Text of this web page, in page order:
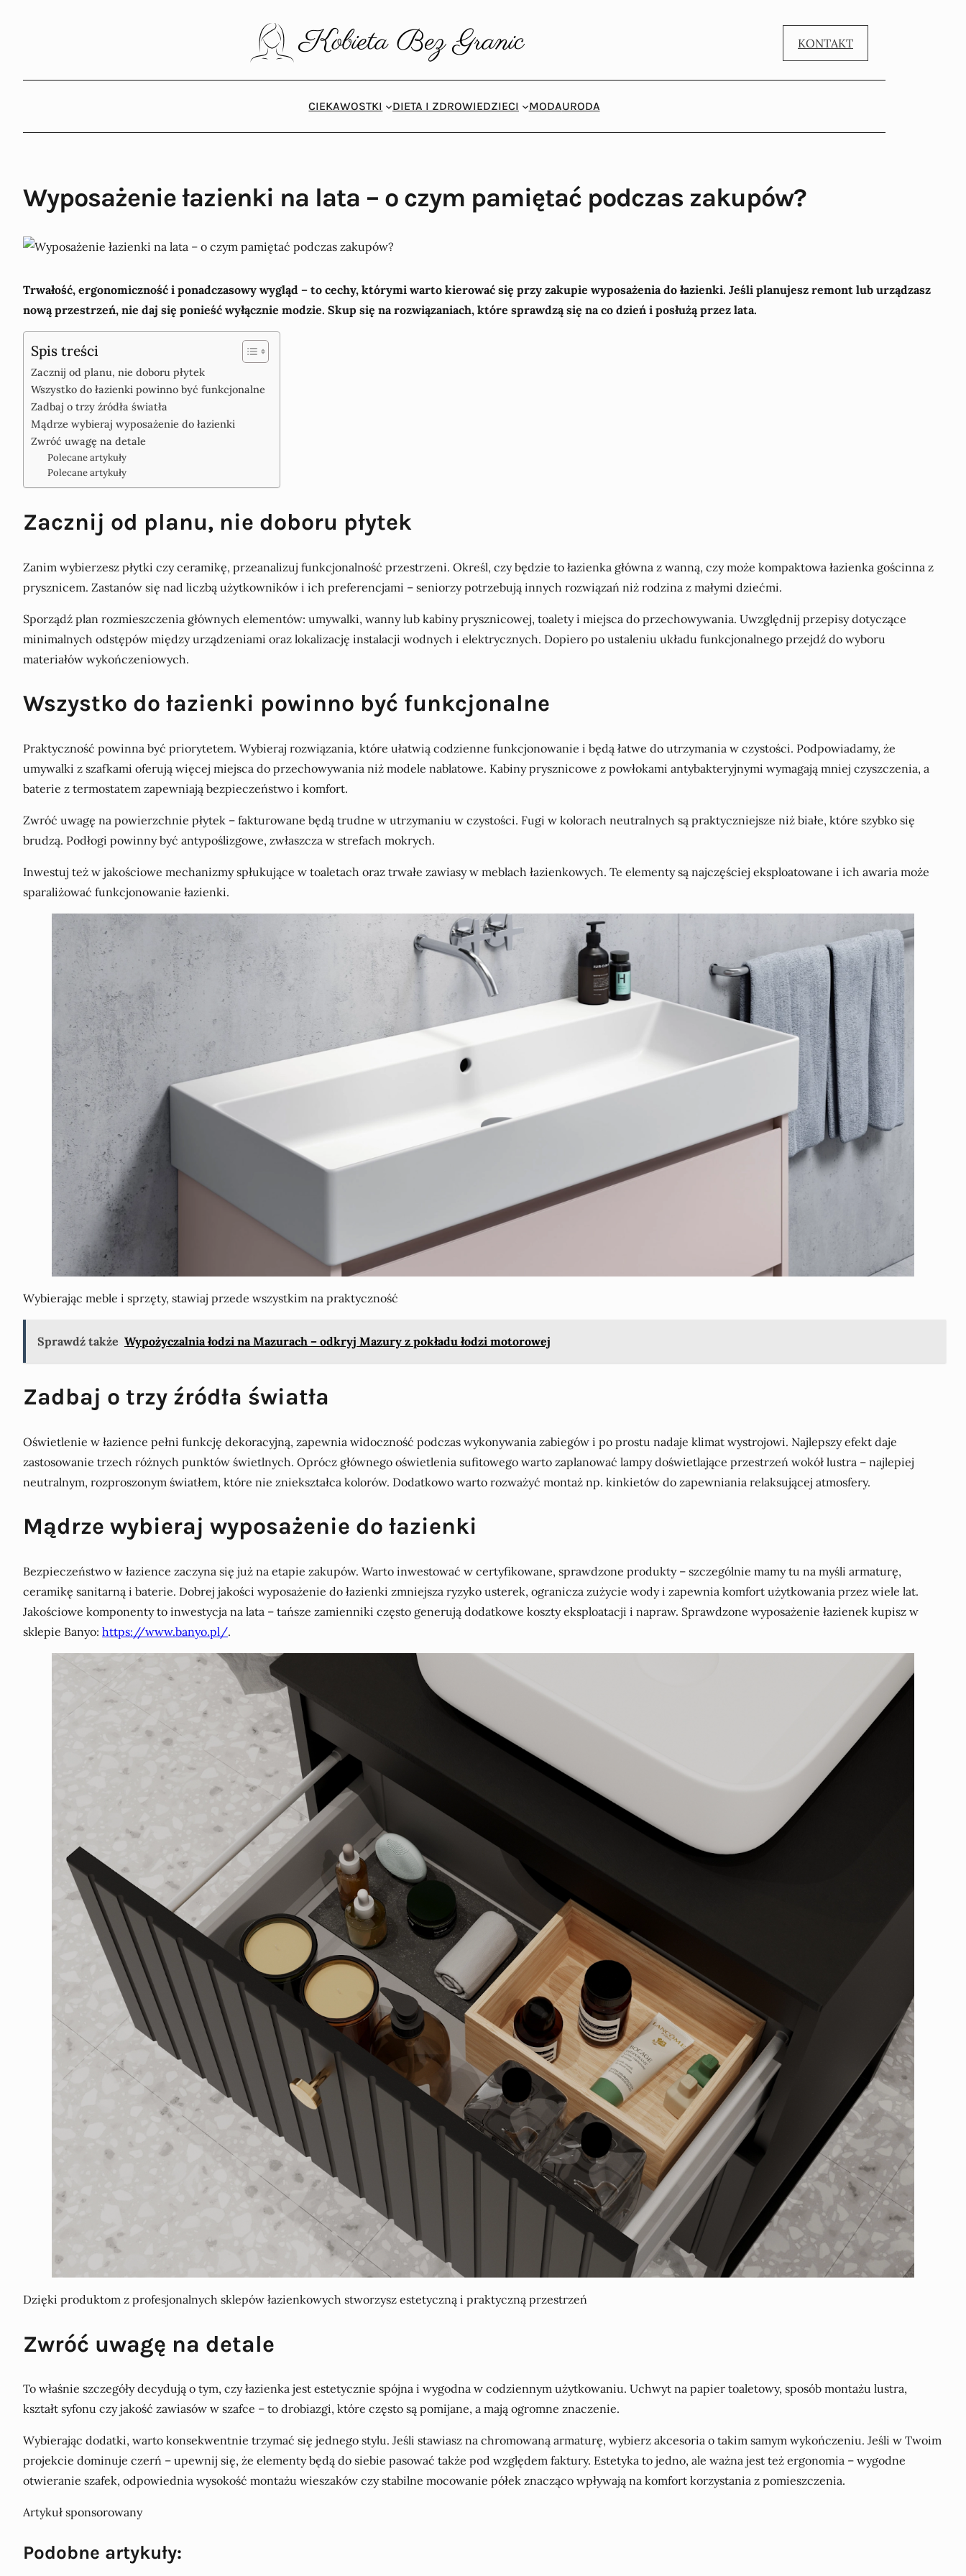
KONTAKT
CIEKAWOSTKI DIETA I ZDROWIEDZIECI MODAURODA
Wyposażenie łazienki na lata – o czym pamiętać podczas zakupów?
Trwałość, ergonomiczność i ponadczasowy wygląd – to cechy, którymi warto kierować się przy zakupie wyposażenia do łazienki. Jeśli planujesz remont lub urządzasz
nową przestrzeń, nie daj się ponieść wyłącznie modzie. Skup się na rozwiązaniach, które sprawdzą się na co dzień i posłużą przez lata.
Spis treści
Zacznij od planu, nie doboru płytek
Wszystko do łazienki powinno być funkcjonalne
Zadbaj o trzy źródła światła
Mądrze wybieraj wyposażenie do łazienki
Zwróć uwagę na detale
Polecane artykuły
Polecane artykuły
Zacznij od planu, nie doboru płytek
Zanim wybierzesz płytki czy ceramikę, przeanalizuj funkcjonalność przestrzeni. Określ, czy będzie to łazienka główna z wanną, czy może kompaktowa łazienka gościnna z
prysznicem. Zastanów się nad liczbą użytkowników i ich preferencjami – seniorzy potrzebują innych rozwiązań niż rodzina z małymi dziećmi.
Sporządź plan rozmieszczenia głównych elementów: umywalki, wanny lub kabiny prysznicowej, toalety i miejsca do przechowywania. Uwzględnij przepisy dotyczące
minimalnych odstępów między urządzeniami oraz lokalizację instalacji wodnych i elektrycznych. Dopiero po ustaleniu układu funkcjonalnego przejdź do wyboru
materiałów wykończeniowych.
Wszystko do łazienki powinno być funkcjonalne
Praktyczność powinna być priorytetem. Wybieraj rozwiązania, które ułatwią codzienne funkcjonowanie i będą łatwe do utrzymania w czystości. Podpowiadamy, że
umywalki z szafkami oferują więcej miejsca do przechowywania niż modele nablatowe. Kabiny prysznicowe z powłokami antybakteryjnymi wymagają mniej czyszczenia, a
baterie z termostatem zapewniają bezpieczeństwo i komfort.
Zwróć uwagę na powierzchnie płytek – fakturowane będą trudne w utrzymaniu w czystości. Fugi w kolorach neutralnych są praktyczniejsze niż białe, które szybko się
brudzą. Podłogi powinny być antypoślizgowe, zwłaszcza w strefach mokrych.
Inwestuj też w jakościowe mechanizmy spłukujące w toaletach oraz trwałe zawiasy w meblach łazienkowych. Te elementy są najczęściej eksploatowane i ich awaria może
sparaliżować funkcjonowanie łazienki.
Wybierając meble i sprzęty, stawiaj przede wszystkim na praktyczność
Sprawdź także Wypożyczalnia łodzi na Mazurach – odkryj Mazury z pokładu łodzi motorowej
Zadbaj o trzy źródła światła
Oświetlenie w łazience pełni funkcję dekoracyjną, zapewnia widoczność podczas wykonywania zabiegów i po prostu nadaje klimat wystrojowi. Najlepszy efekt daje
zastosowanie trzech różnych punktów świetlnych. Oprócz głównego oświetlenia sufitowego warto zaplanować lampy doświetlające przestrzeń wokół lustra – najlepiej
neutralnym, rozproszonym światłem, które nie zniekształca kolorów. Dodatkowo warto rozważyć montaż np. kinkietów do zapewniania relaksującej atmosfery.
Mądrze wybieraj wyposażenie do łazienki
Bezpieczeństwo w łazience zaczyna się już na etapie zakupów. Warto inwestować w certyfikowane, sprawdzone produkty – szczególnie mamy tu na myśli armaturę,
ceramikę sanitarną i baterie. Dobrej jakości wyposażenie do łazienki zmniejsza ryzyko usterek, ogranicza zużycie wody i zapewnia komfort użytkowania przez wiele lat.
Jakościowe komponenty to inwestycja na lata – tańsze zamienniki często generują dodatkowe koszty eksploatacji i napraw. Sprawdzone wyposażenie łazienek kupisz w
sklepie Banyo: https://www.banyo.pl/.
Dzięki produktom z profesjonalnych sklepów łazienkowych stworzysz estetyczną i praktyczną przestrzeń
Zwróć uwagę na detale
To właśnie szczegóły decydują o tym, czy łazienka jest estetycznie spójna i wygodna w codziennym użytkowaniu. Uchwyt na papier toaletowy, sposób montażu lustra,
kształt syfonu czy jakość zawiasów w szafce – to drobiazgi, które często są pomijane, a mają ogromne znaczenie.
Wybierając dodatki, warto konsekwentnie trzymać się jednego stylu. Jeśli stawiasz na chromowaną armaturę, wybierz akcesoria o takim samym wykończeniu. Jeśli w Twoim
projekcie dominuje czerń – upewnij się, że elementy będą do siebie pasować także pod względem faktury. Estetyka to jedno, ale ważna jest też ergonomia – wygodne
otwieranie szafek, odpowiednia wysokość montażu wieszaków czy stabilne mocowanie półek znacząco wpływają na komfort korzystania z pomieszczenia.
Artykuł sponsorowany
Podobne artykuły: